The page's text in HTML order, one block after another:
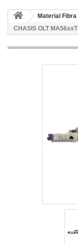
Material Fibra
CHASIS OLT MA56xxT